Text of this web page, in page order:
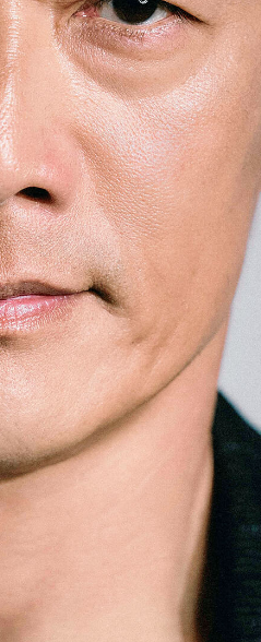
チャーに溺愛、未知の幅広い
積んだ経験、知見を余裕をも
ソーシャルに寄り添いたい。
ら解き放たれつつある世代の
AdvancedTime』が発信する
やかに、活用できる
設けました。
すると、プレゼント応募情報
イベント、ブランドのエクス
ど、特別なコンテンツ情報を
す。更に『AdvancedTime』
内もあり、送付手数料のみを
で『AdvancedTime』をお楽し
みましょう！
をする
アイメイク